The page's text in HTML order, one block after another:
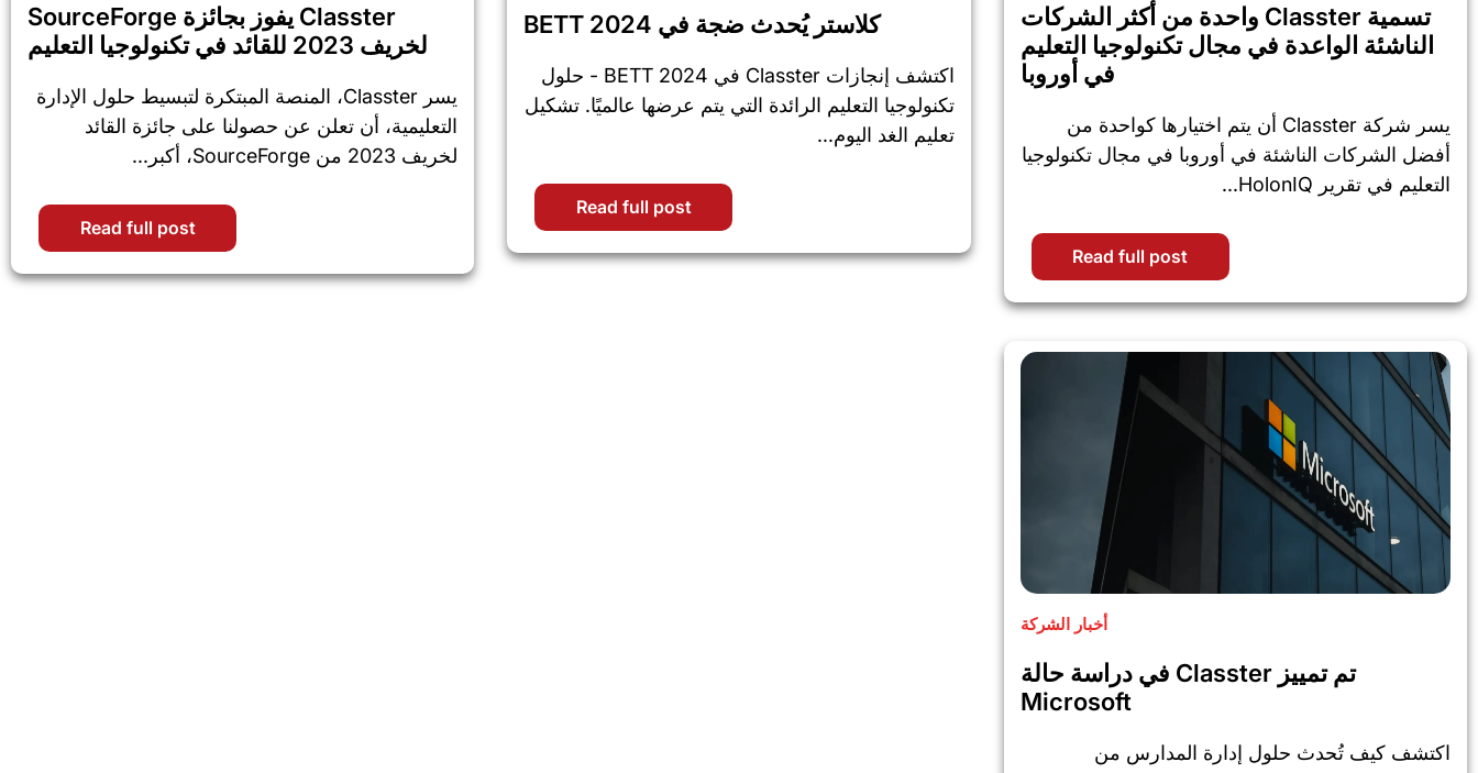
تسمية Classter واحدة من أكثر الشركات
الناشئة الواعدة في مجال تكنولوجيا التعليم
في أوروبا
يسر شركة Classter أن يتم اختيارها كواحدة من
أفضل الشركات الناشئة في أوروبا في مجال تكنولوجيا
التعليم في تقرير HolonIQ...
Read full post
كلاستر يُحدث ضجة في BETT 2024
اكتشف إنجازات Classter في BETT 2024 - حلول
تكنولوجيا التعليم الرائدة التي يتم عرضها عالميًا. تشكيل
تعليم الغد اليوم...
Read full post
Classter يفوز بجائزة SourceForge
لخريف 2023 للقائد في تكنولوجيا التعليم
يسر Classter، المنصة المبتكرة لتبسيط حلول الإدارة
التعليمية، أن تعلن عن حصولنا على جائزة القائد
لخريف 2023 من SourceForge، أكبر...
Read full post
أخبار الشركة
تم تمييز Classter في دراسة حالة
Microsoft
اكتشف كيف تُحدث حلول إدارة المدارس من